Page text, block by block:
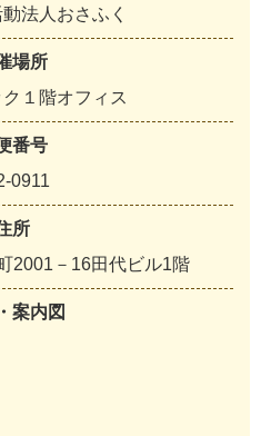
法人おさふく
場所
１階オフィス
番号
0911
所
2001－16田代ビル1階
案内図